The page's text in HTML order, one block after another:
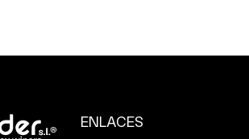
ENLACES